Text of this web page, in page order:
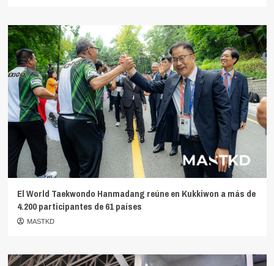
El World Taekwondo Hanmadang reúne en Kukkiwon a más de
4.200 participantes de 61 países
MASTKD